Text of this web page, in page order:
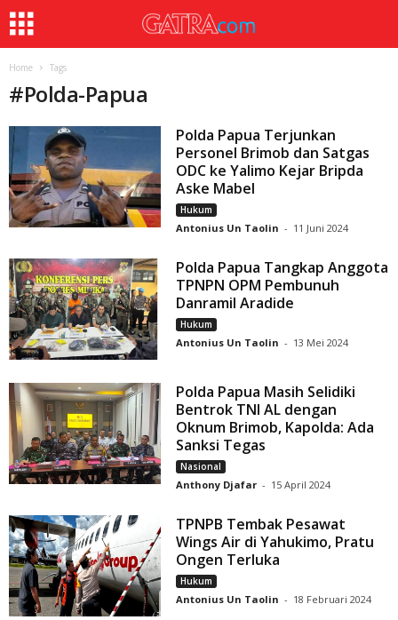
Home Tags
#Polda-Papua
Polda Papua Terjunkan
Personel Brimob dan Satgas
ODC ke Yalimo Kejar Bripda
Aske Mabel
Hukum
Antonius Un Taolin - 11 Juni 2024
Polda Papua Tangkap Anggota
TPNPN OPM Pembunuh
Danramil Aradide
Hukum
Antonius Un Taolin - 13 Mei 2024
Polda Papua Masih Selidiki
Bentrok TNI AL dengan
Oknum Brimob, Kapolda: Ada
Sanksi Tegas
Nasional
Anthony Djafar - 15 April 2024
TPNPB Tembak Pesawat
Wings Air di Yahukimo, Pratu
Ongen Terluka
Hukum
Antonius Un Taolin - 18 Februari 2024